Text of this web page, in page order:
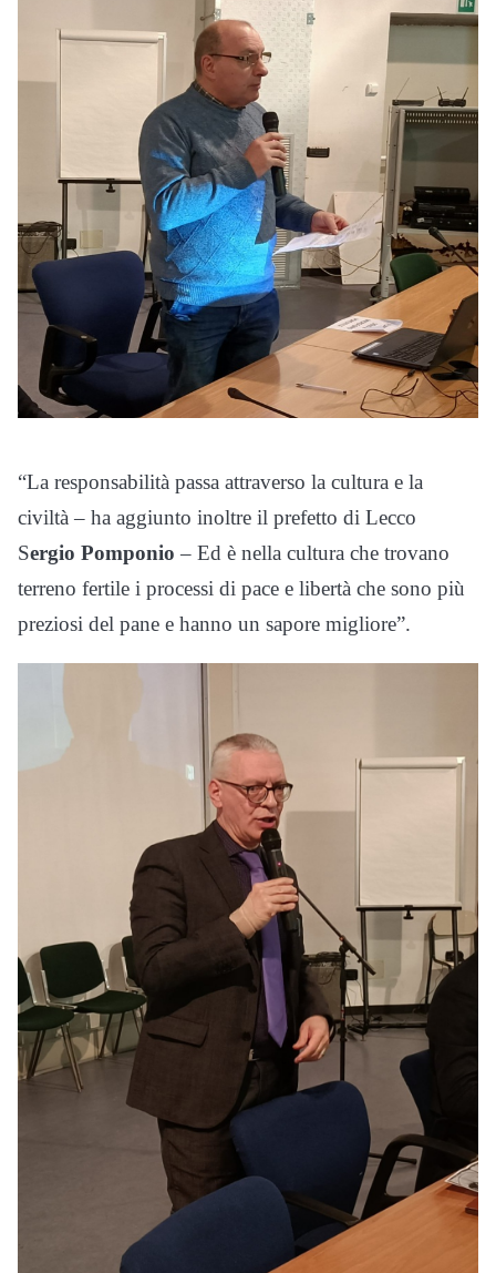
“La responsabilità passa attraverso la cultura e la
civiltà – ha aggiunto inoltre il prefetto di Lecco
Sergio Pomponio – Ed è nella cultura che trovano
terreno fertile i processi di pace e libertà che sono più
preziosi del pane e hanno un sapore migliore”.